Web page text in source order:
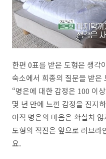
한편 0표를 받은 도형은 생각
숙소에서 희종의 질문을 받은
“명은에 대한 감정은 100 이
몇 년 만에 느낀 감정을 진지
아직 명은의 마음은 확실치
도형의 직진은 앞으로 러브라
요.